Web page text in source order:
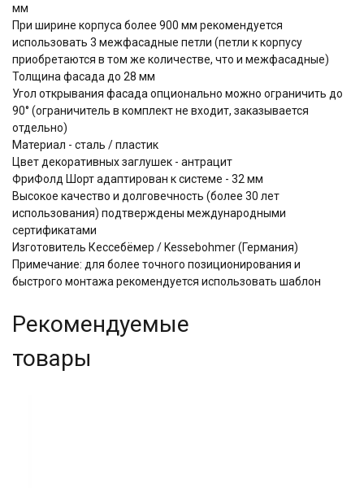
мм
При ширине корпуса более 900 мм рекомендуется
использовать 3 межфасадные петли (петли к корпусу
приобретаются в том же количестве, что и межфасадные)
Толщина фасада до 28 мм
Угол открывания фасада опционально можно ограничить до
90° (ограничитель в комплект не входит, заказывается
отдельно)
Материал - сталь / пластик
Цвет декоративных заглушек - антрацит
ФриФолд Шорт адаптирован к системе - 32 мм
Высокое качество и долговечность (более 30 лет
использования) подтверждены международными
сертификатами
Изготовитель Кессебёмер / Kessebohmer (Германия)
Примечание: для более точного позиционирования и
быстрого монтажа рекомендуется использовать шаблон
Рекомендуемые
товары